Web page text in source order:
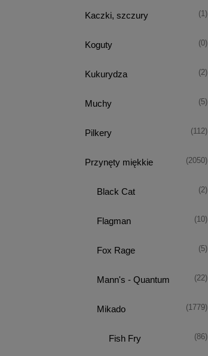
Kaczki, szczury (1)
Koguty (0)
Kukurydza (2)
Muchy (5)
Pilkery (112)
Przynęty miękkie (2050)
Black Cat (2)
Flagman (10)
Fox Rage (5)
Mann's - Quantum (22)
Mikado (1779)
Fish Fry (86)